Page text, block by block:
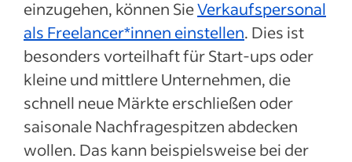
einzugehen, können SieVerkaufspersonal
als Freelancer*innen einstellen. Dies ist
besonders vorteilhaft für Start-ups oder
kleine und mittlere Unternehmen, die
schnell neue Märkte erschließen oder
saisonale Nachfragespitzen abdecken
wollen. Das kann beispielsweise bei der